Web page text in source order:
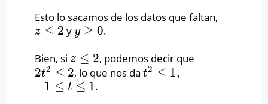
Esto lo sacamos de los datos que faltan,
z ≤ 2
z≤2 yy ≥ 0
y≥0 .
Bien, si z ≤ 2
z≤2 , podemos decir que
2t2 ≤ 2
2t2 ≤2 , lo que nos dat2 ≤ 1,
t2 ≤1,
−1 ≤ t ≤ 1
−1≤ t≤1
.